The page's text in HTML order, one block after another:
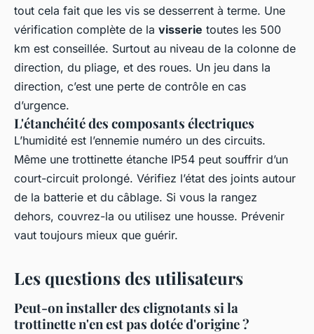
tout cela fait que les vis se desserrent à terme. Une
vérification complète de la visserie toutes les 500
km est conseillée. Surtout au niveau de la colonne de
direction, du pliage, et des roues. Un jeu dans la
direction, c’est une perte de contrôle en cas
d’urgence.
L'étanchéité des composants électriques
L’humidité est l’ennemie numéro un des circuits.
Même une trottinette étanche IP54 peut souffrir d’un
court-circuit prolongé. Vérifiez l’état des joints autour
de la batterie et du câblage. Si vous la rangez
dehors, couvrez-la ou utilisez une housse. Prévenir
vaut toujours mieux que guérir.
Les questions des utilisateurs
Peut-on installer des clignotants si la
trottinette n'en est pas dotée d'origine ?